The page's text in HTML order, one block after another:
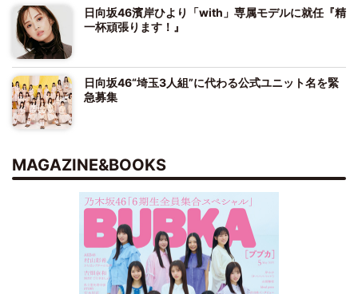
日向坂46濱岸ひより「with」専属モデルに就任『精
一杯頑張ります！』
日向坂46“埼玉3人組”に代わる公式ユニット名を緊
急募集
MAGAZINE&BOOKS